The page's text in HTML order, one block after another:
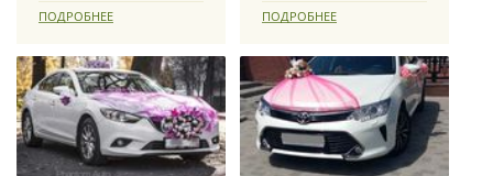
ПОДРОБНЕЕ ПОДРОБНЕЕ